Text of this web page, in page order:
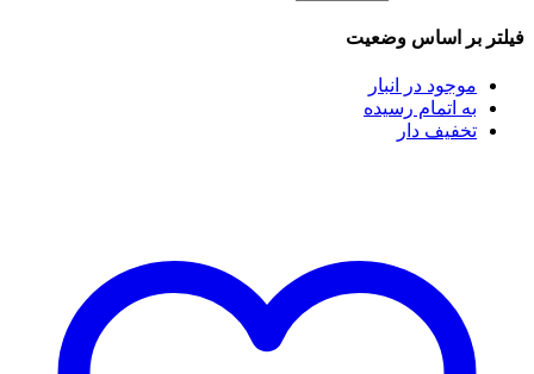
فیلتر بر اساس وضعیت
موجود در انبار
به اتمام رسیده
تخفیف دار